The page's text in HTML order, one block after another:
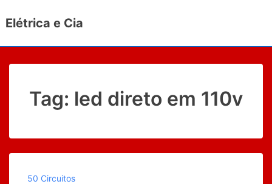
Principal
Elétrica e Cia
Tag: led direto em 110v
50 Circuitos